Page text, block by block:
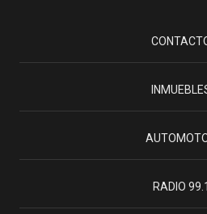
RADIO 99.1